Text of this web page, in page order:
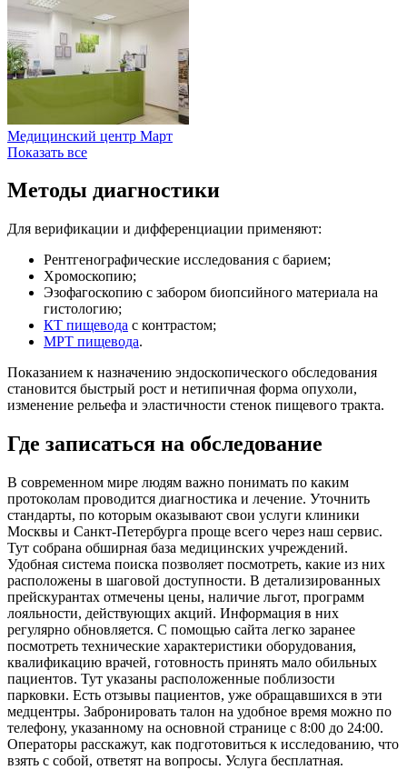
Медицинский центр Март
Показать все
Методы диагностики
Для верификации и дифференциации применяют:
Рентгенографические исследования с барием;
Хромоскопию;
Эзофагоскопию с забором биопсийного материала на
гистологию;
КТ пищевода с контрастом;
МРТ пищевода.
Показанием к назначению эндоскопического обследования
становится быстрый рост и нетипичная форма опухоли,
изменение рельефа и эластичности стенок пищевого тракта.
Где записаться на обследование
В современном мире людям важно понимать по каким
протоколам проводится диагностика и лечение. Уточнить
стандарты, по которым оказывают свои услуги клиники
Москвы и Санкт-Петербурга проще всего через наш сервис.
Тут собрана обширная база медицинских учреждений.
Удобная система поиска позволяет посмотреть, какие из них
расположены в шаговой доступности. В детализированных
прейскурантах отмечены цены, наличие льгот, программ
лояльности, действующих акций. Информация в них
регулярно обновляется. С помощью сайта легко заранее
посмотреть технические характеристики оборудования,
квалификацию врачей, готовность принять мало обильных
пациентов. Тут указаны расположенные поблизости
парковки. Есть отзывы пациентов, уже обращавшихся в эти
медцентры. Забронировать талон на удобное время можно по
телефону, указанному на основной странице с 8:00 до 24:00.
Операторы расскажут, как подготовиться к исследованию, что
взять с собой, ответят на вопросы. Услуга бесплатная.